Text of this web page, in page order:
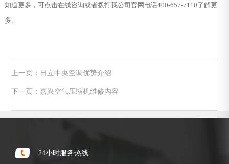
知道更多，可点击在线咨询或者拨打我公司官网电话400-657-7110了解更
多。
上一页：日立中央空调优势介绍
下一页：嘉兴空气压缩机维修内容
24小时服务热线